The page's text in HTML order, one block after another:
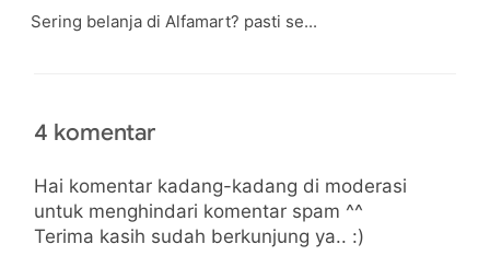
Sering belanja di Alfamart? pasti se...
4 komentar
Hai komentar kadang-kadang di moderasi
untuk menghindari komentar spam ^^
Terima kasih sudah berkunjung ya.. :)